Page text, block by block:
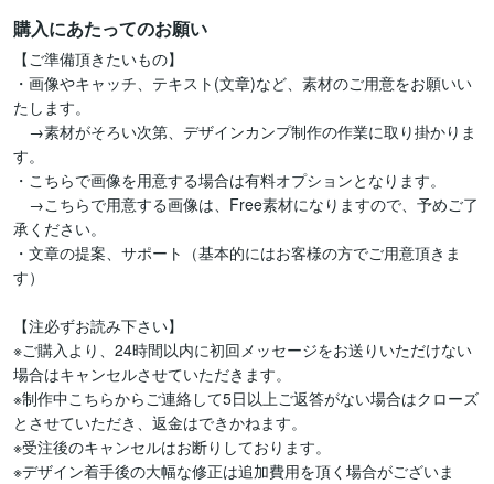
購入にあたってのお願い
【ご準備頂きたいもの】
・画像やキャッチ、テキスト(文章)など、素材のご用意をお願いい
たします。
→素材がそろい次第、デザインカンプ制作の作業に取り掛かりま
す。
・こちらで画像を用意する場合は有料オプションとなります。
→こちらで用意する画像は、Free素材になりますので、予めご了
承ください。
・文章の提案、サポート（基本的にはお客様の方でご用意頂きま
す）
【注必ずお読み下さい】
※ご購入より、24時間以内に初回メッセージをお送りいただけない
場合はキャンセルさせていただきます。
※制作中こちらからご連絡して5日以上ご返答がない場合はクローズ
とさせていただき、返金はできかねます。
※受注後のキャンセルはお断りしております。
※デザイン着手後の大幅な修正は追加費用を頂く場合がございま